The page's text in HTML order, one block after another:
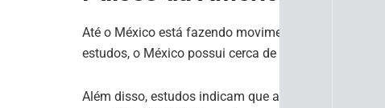
Até o México está fazendo movimentos para fazer
estudos, o México possui cerca de 1,7 milhão de
Além disso, estudos indicam que a Argentina